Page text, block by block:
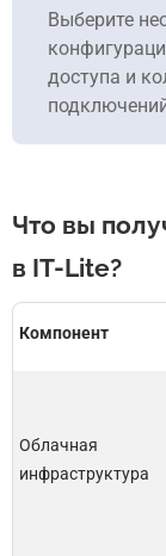
Выберите
доступа и
Что вы
в IT-Lite?
Компонент
Облачная
инфраструктура